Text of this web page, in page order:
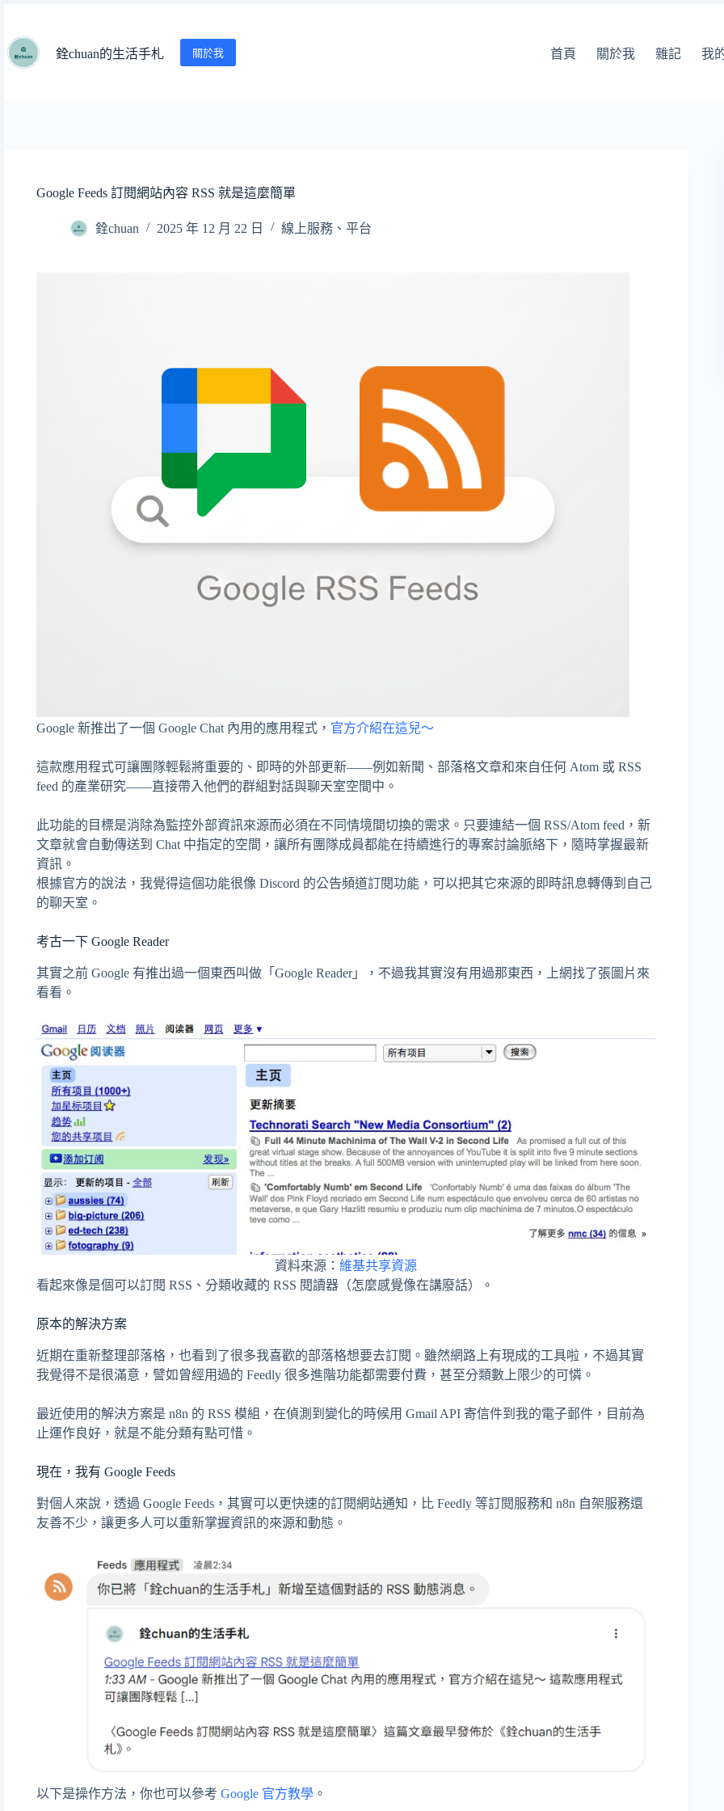
主
銓chuan的生活手札 關於我 首頁 關於我 雜記 我
Google Feeds 訂閱網站內容 RSS 就是這麼簡單
銓chuan 2025 年 12 月 22 日 線上服務、平台
Google 新推出了一個 Google Chat 內用的應用程式， 官方介紹在這兒～
這款應用程式可讓團隊輕鬆將重要的、即時的外部更新——例如新聞、部落格文章和來自任何 Atom 或 RSS
feed 的產業研究——直接帶入他們的群組對話與聊天室空間中。
此功能的目標是消除為監控外部資訊來源而必須在不同情境間切換的需求。只要連結一個 RSS/Atom feed，新
文章就會自動傳送到 Chat 中指定的空間，讓所有團隊成員都能在持續進行的專案討論脈絡下，隨時掌握最新
資訊。
根據官方的說法，我覺得這個功能很像 Discord 的公告頻道訂閱功能，可以把其它來源的即時訊息轉傳到自己
的聊天室。
考古一下 Google Reader
其實之前 Google 有推出過一個東西叫做「Google Reader」，不過我其實沒有用過那東西，上網找了張圖片來
看看。
資料來源：維基共享資源
看起來像是個可以訂閱 RSS、分類收藏的 RSS 閱讀器（怎麼感覺像在講廢話）。
原本的解決方案
近期在重新整理部落格，也看到了很多我喜歡的部落格想要去訂閱。雖然網路上有現成的工具啦，不過其實
我覺得不是很滿意，譬如曾經用過的 Feedly 很多進階功能都需要付費，甚至分類數上限少的可憐。
最近使用的解決方案是 n8n 的 RSS 模組，在偵測到變化的時候用 Gmail API 寄信件到我的電子郵件，目前為
止運作良好，就是不能分類有點可惜。
現在，我有 Google Feeds
對個人來說，透過 Google Feeds，其實可以更快速的訂閱網站通知，比 Feedly 等訂閱服務和 n8n 自架服務還
友善不少，讓更多人可以重新掌握資訊的來源和動態。
以下是操作方法，你也可以參考 Google 官方教學 。